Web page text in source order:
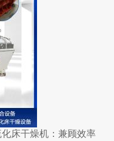
床干燥机：兼顾效率